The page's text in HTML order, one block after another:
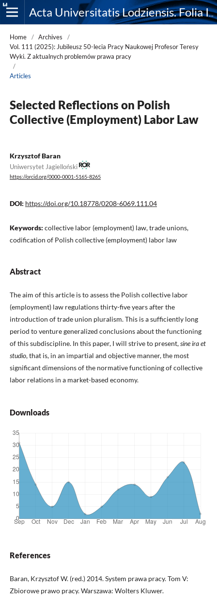
Acta Universitatis Lodziensis. Folia Iuridica
Home / Archives
/
Vol. 111 (2025): Jubileusz 50-lecia Pracy Naukowej Profesor Teresy
Wyki. Z aktualnych problemów prawa pracy
/
Articles
Selected Reflections on Polish
Collective (Employment) Labor Law
Krzysztof Baran
Uniwersytet Jagielloński
https://orcid.org/0000-0001-5165-8265
DOI: https://doi.org/10.18778/0208-6069.111.04
Keywords: collective labor (employment) law, trade unions,
codification of Polish collective (employment) labor law
Abstract
The aim of this article is to assess the Polish collective labor
(employment) law regulations thirty-five years after the
introduction of trade union pluralism. This is a sufficiently long
period to venture generalized conclusions about the functioning
of this subdiscipline. In this paper, I will strive to present,sine ira et
studio, that is, in an impartial and objective manner, the most
significant dimensions of the normative functioning of collective
labor relations in a market-based economy.
Downloads
References
Baran, Krzysztof W. (red.) 2014. System prawa pracy. Tom V:
Zbiorowe prawo pracy. Warszawa: Wolters Kluwer.